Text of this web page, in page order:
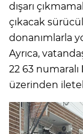
dışarı
çıkacak
donanımlarla
Ayrıca,
22 63 numaralı
üzerinden